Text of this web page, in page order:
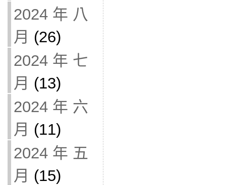
2024 年 八
月 (26)
2024 年 七
月 (13)
2024 年 六
月 (11)
2024 年 五
月 (15)